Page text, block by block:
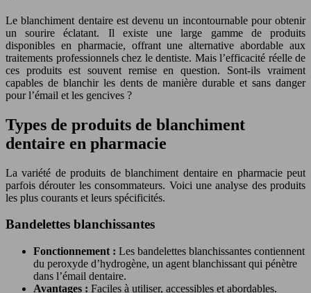
Le blanchiment dentaire est devenu un incontournable pour obtenir
un sourire éclatant. Il existe une large gamme de produits
disponibles en pharmacie, offrant une alternative abordable aux
traitements professionnels chez le dentiste. Mais l’efficacité réelle de
ces produits est souvent remise en question. Sont-ils vraiment
capables de blanchir les dents de manière durable et sans danger
pour l’émail et les gencives ?
Types de produits de blanchiment
dentaire en pharmacie
La variété de produits de blanchiment dentaire en pharmacie peut
parfois dérouter les consommateurs. Voici une analyse des produits
les plus courants et leurs spécificités.
Bandelettes blanchissantes
Fonctionnement : Les bandelettes blanchissantes contiennent
du peroxyde d’hydrogène, un agent blanchissant qui pénètre
dans l’émail dentaire.
Avantages : Faciles à utiliser, accessibles et abordables.